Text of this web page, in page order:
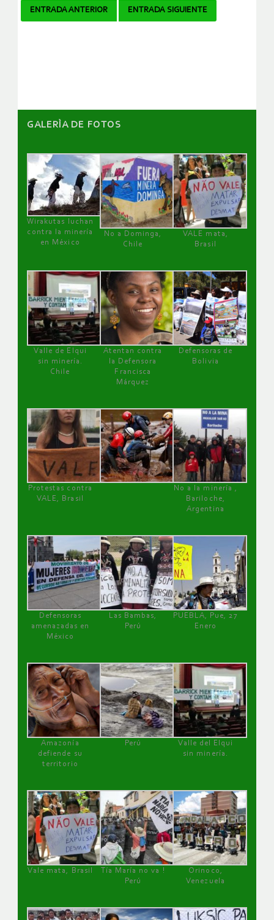
Navegador
ENTRADA ANTERIOR ENTRADA SIGUIENTE
GALERÌA DE FOTOS
Wirakutas luchan
contra la minería
en México
No a Dominga,
Chile
VALE mata,
Brasil
Valle de Elqui
sin minería.
Chile
Atentan contra
la Defensora
Francisca
Márquez
Defensoras de
Bolivia
Protestas contra
VALE, Brasil
No a la minería ,
Bariloche,
Argentina
Defensoras
amenazadas en
México
Las Bambas,
Perú
PUEBLA, Pue, 27
Enero
Amazonía
defiende su
territorio
Perú
Valle del Elqui
sin minería.
Vale mata, Brasil
Tía María no va !
Perú
Orinoco,
Venezuela